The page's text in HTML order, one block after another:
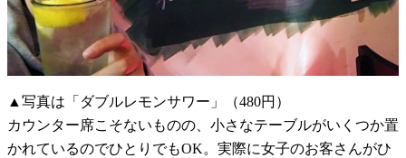
▲写真は「ダブルレモンサワー」（480円）
カウンター席こそないものの、小さなテーブルがいくつか置
かれているのでひとりでもOK。実際に女子のお客さんがひ